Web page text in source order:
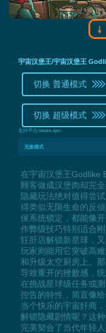
宇宙汉堡王/宇宙汉堡王
切换 普通模式
切换 超级模式
支持平台:steam,epic
无敌模式
在宇宙汉堡王Godlike
顾客做成汉堡肉却完
隐藏玩法绝对值得尝
得类似无限生命的反
保系统锁定，都能像
作弊级技巧特别适合
狂肝店解锁新星球，
玩家则能用它突破高
和升级太空厨房上。
导致重开的挫败感，
在挑战星球级任务或
控告的特性，简直像
当个快乐的宇宙奸商
解锁隐藏剧情呢？这
完美契合了当代年轻